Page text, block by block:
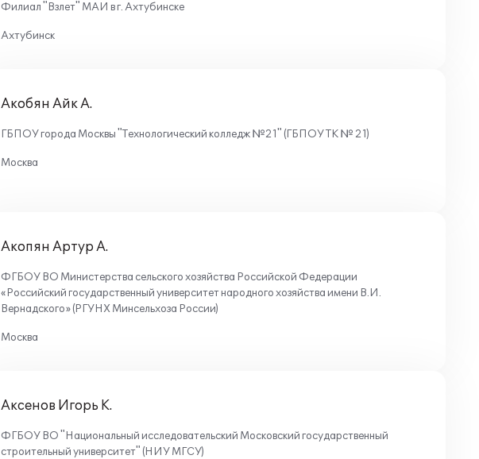
Филиал "Взлет" МАИ в г. Ахтубинске
Ахтубинск
Акобян Айк А.
ГБПОУ города Москвы "Технологический колледж №21" (ГБПОУ ТК № 21)
Москва
Акопян Артур А.
ФГБОУ ВО Министерства сельского хозяйства Российской Федерации
«Российский государственный университет народного хозяйства имени В.И.
Вернадского» (РГУНХ Минсельхоза России)
Москва
Аксенов Игорь К.
ФГБОУ ВО "Национальный исследовательский Московский государственный
строительный университет" (НИУ МГСУ)